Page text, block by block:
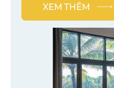
XEM THÊM